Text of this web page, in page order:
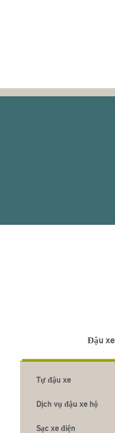
Đậu xe
Tự đậu xe
Dịch vụ đậu xe hộ
Sạc xe điện